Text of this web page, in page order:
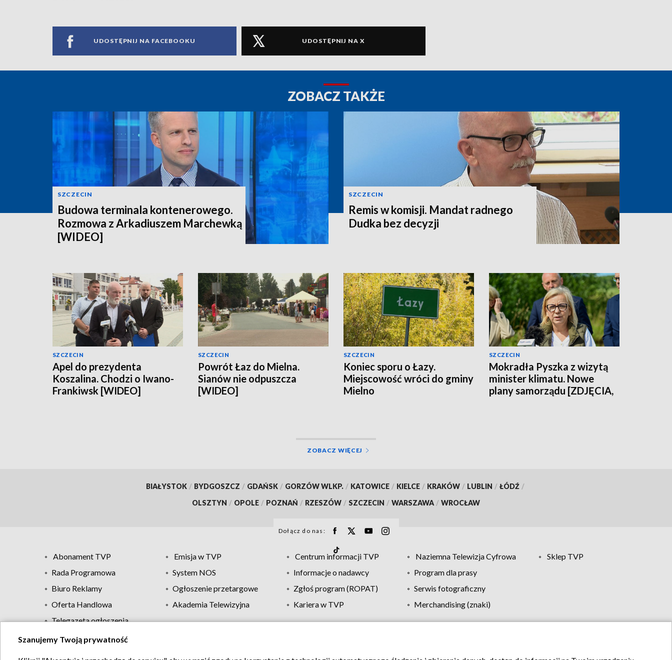
UDOSTĘPNIJ NA FACEBOOKU UDOSTĘPNIJ NA X
ZOBACZ TAKŻE
SZCZECIN
Budowa terminala kontenerowego.
Rozmowa z Arkadiuszem Marchewką
[WIDEO]
SZCZECIN
Remis w komisji. Mandat radnego
Dudka bez decyzji
SZCZECIN
Apel do prezydenta
Koszalina. Chodzi o Iwano-
Frankiwsk [WIDEO]
SZCZECIN
Powrót Łaz do Mielna.
Sianów nie odpuszcza
[WIDEO]
SZCZECIN
Koniec sporu o Łazy.
Miejscowość wróci do gminy
Mielno
SZCZECIN
Mokradła Pyszka z wizytą
minister klimatu. Nowe
plany samorządu [ZDJĘCIA,
ZOBACZ WIĘCEJ
BIAŁYSTOK / BYDGOSZCZ / GDAŃSK / GORZÓW WLKP. / KATOWICE / KIELCE / KRAKÓW / LUBLIN / ŁÓDŹ /
OLSZTYN / OPOLE / POZNAŃ / RZESZÓW / SZCZECIN / WARSZAWA / WROCŁAW
Dołącz do nas:
Abonament TVP Emisja w TVP Centrum informacji TVP Naziemna Telewizja Cyfrowa
Sklep TVP
Rada Programowa
System NOS Informacje o nadawcy
Program dla prasy
Biuro Reklamy
Ogłoszenie przetargowe Zgłoś program (ROPAT)
Serwis fotograficzny
Oferta Handlowa
Akademia Telewizyjna Kariera w TVP
Merchandising (znaki)
Telegazeta ogłoszenia
Regulamin TVP Polityka prywatności Moje zgody Pomoc Biuro reklamy Kontakt
Szanujemy Twoją prywatność